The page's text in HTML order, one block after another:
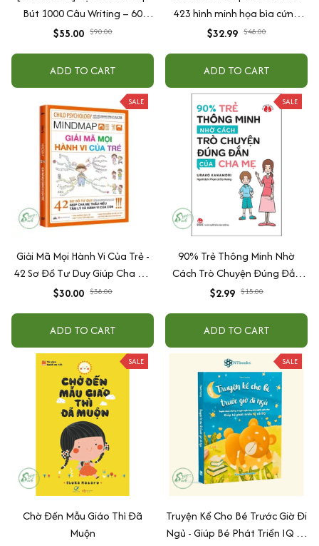
Bút 1000 Câu Writing – 60
Ngày Gieo Trồng Tư Duy
$55.00 $90.00
ADD TO CART
423 hình minh họa bìa cứng
cao cấp + tặng kèm vòng tay
$32.99 $48.00
ADD TO CART
SALE
Giải Mã Mọi Hành Vi Của Trẻ -
42 Sơ Đồ Tư Duy Giúp Cha Mẹ
Thấu Hiểu Tâm Lý Và Hành Vi
$30.00 $38.00
ADD TO CART
SALE
90% Trẻ Thông Minh Nhờ
Cách Trò Chuyện Đúng Đắn
Của Cha Mẹ
$2.99 $15.00
ADD TO CART
SALE
Chờ Đến Mẫu Giáo Thì Đã
Muộn
SALE
Truyện Kể Cho Bé Trước Giờ Đi
Ngủ - Giúp Bé Phát Triển IQ Và